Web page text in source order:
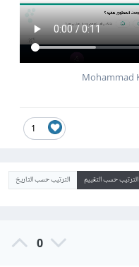
1
الترتيب حسب التقييم الترتيب حسب التاريخ
0